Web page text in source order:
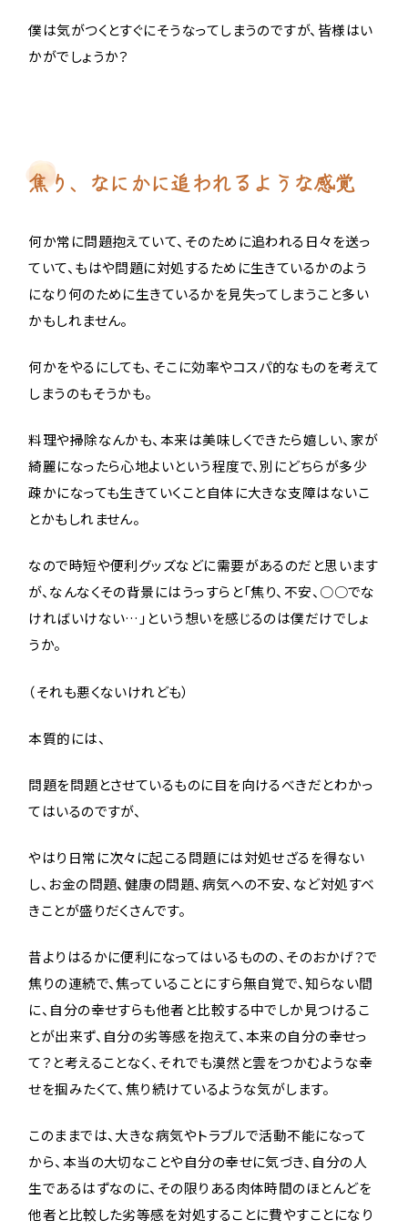
僕は気がつくとすぐにそうなってしまうのですが、皆様はい
かがでしょうか？
焦り、なにかに追われるような感覚
何か常に問題抱えていて、そのために追われる日々を送っ
ていて、もはや問題に対処するために生きているかのよう
になり何のために生きているかを見失ってしまうこと多い
かもしれません。
何かをやるにしても、そこに効率やコスパ的なものを考えて
しまうのもそうかも。
料理や掃除なんかも、本来は美味しくできたら嬉しい、家が
綺麗になったら心地よいという程度で、別にどちらが多少
疎かになっても生きていくこと自体に大きな支障はないこ
とかもしれません。
なので時短や便利グッズなどに需要があるのだと思います
が、なんなくその背景にはうっすらと「焦り、不安、○○でな
ければいけない…」という想いを感じるのは僕だけでしょ
うか。
（それも悪くないけれども）
本質的には、
問題を問題とさせているものに目を向けるべきだとわかっ
てはいるのですが、
やはり日常に次々に起こる問題には対処せざるを得ない
し、お金の問題、健康の問題、病気への不安、など対処すべ
きことが盛りだくさんです。
昔よりはるかに便利になってはいるものの、そのおかげ？で
焦りの連続で、焦っていることにすら無自覚で、知らない間
に、自分の幸せすらも他者と比較する中でしか見つけるこ
とが出来ず、自分の劣等感を抱えて、本来の自分の幸せっ
て？と考えることなく、それでも漠然と雲をつかむような幸
せを掴みたくて、焦り続けているような気がします。
このままでは、大きな病気やトラブルで活動不能になって
から、本当の大切なことや自分の幸せに気づき、自分の人
生であるはずなのに、その限りある肉体時間のほとんどを
他者と比較した劣等感を対処することに費やすことになり